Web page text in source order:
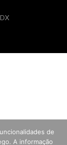
de
A informação